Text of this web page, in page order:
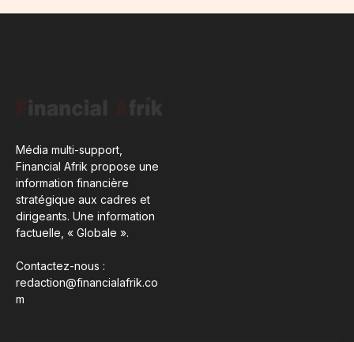
Média multi-support,
Financial Afrik propose une
information financière
stratégique aux cadres et
dirigeants. Une information
factuelle, « Globale ».
Contactez-nous :
redaction@financialafrik.co
m